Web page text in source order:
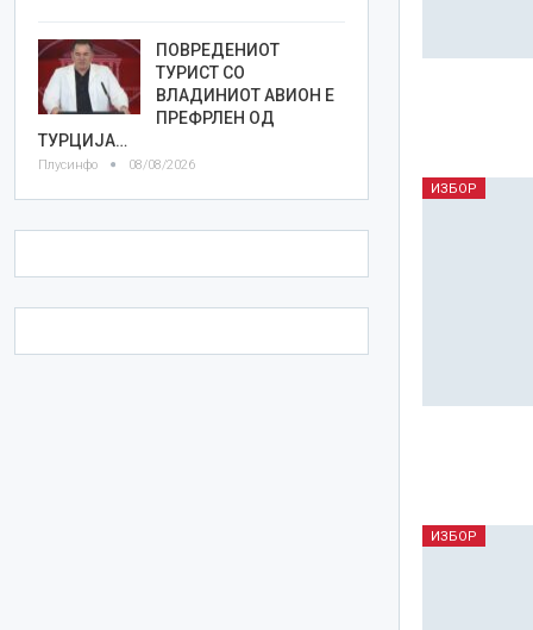
ИЗБОР
ИЗБОР
ПОВРЕДЕНИОТ
ТУРИСТ СО
ВЛАДИНИОТ АВИОН Е
ПРЕФРЛЕН ОД
ТУРЦИЈА…
Плусинфо 08/08/2026